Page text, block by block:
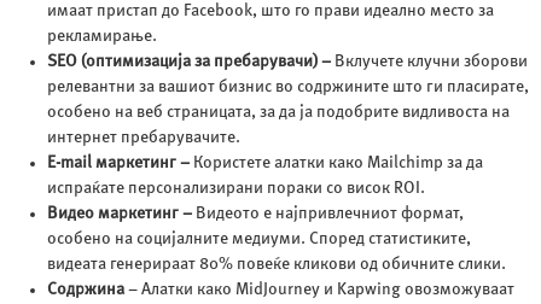
имаат пристап до Facebook, што го прави идеално место за
рекламирање.
SEO (оптимизација за пребарувачи) – Вклучете клучни зборови
релевантни за вашиот бизнис во содржините што ги пласирате,
особено на веб страницата, за да ја подобрите видливоста на
интернет пребарувачите.
E-mail маркетинг – Користете алатки како Mailchimp за да
испраќате персонализирани пораки со висок ROI.
Видео маркетинг – Видеото е најпривлечниот формат,
особено на социјалните медиуми. Според статистиките,
видеата генерираат 80% повеќе кликови од обичните слики.
Содржина– Алатки како MidJourney и Kapwing овозможуваат